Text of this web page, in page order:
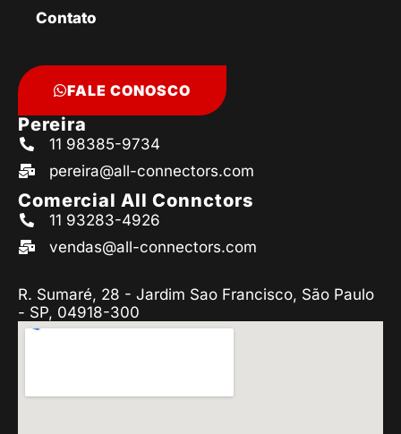
Contato
FALE CONOSCO
Pereira
11 98385-9734
pereira@all-connectors.com
Comercial All Connctors
11 93283-4926
vendas@all-connectors.com
R. Sumaré, 28 - Jardim Sao Francisco, São Paulo
- SP, 04918-300